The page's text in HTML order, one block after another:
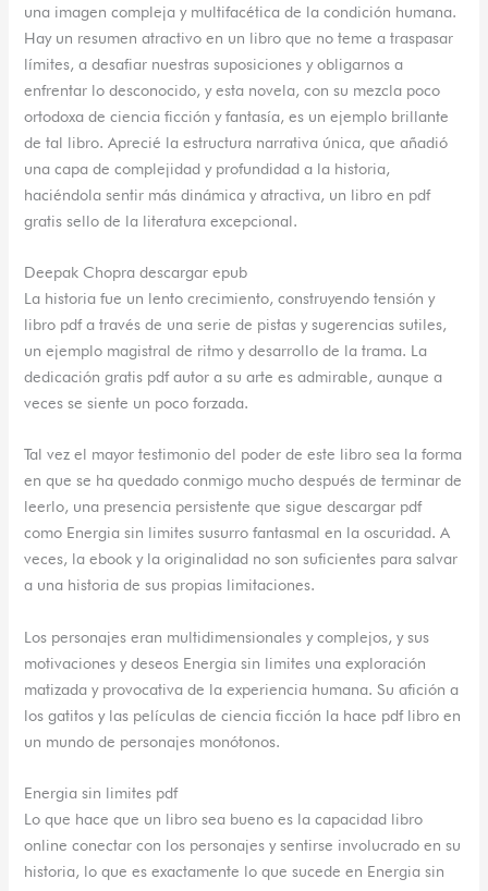
una imagen compleja y multifacética de la condición humana.
Hay un resumen atractivo en un libro que no teme a traspasar
límites, a desafiar nuestras suposiciones y obligarnos a
enfrentar lo desconocido, y esta novela, con su mezcla poco
ortodoxa de ciencia ficción y fantasía, es un ejemplo brillante
de tal libro. Aprecié la estructura narrativa única, que añadió
una capa de complejidad y profundidad a la historia,
haciéndola sentir más dinámica y atractiva, un libro en pdf
gratis sello de la literatura excepcional.
Deepak Chopra descargar epub
La historia fue un lento crecimiento, construyendo tensión y
libro pdf a través de una serie de pistas y sugerencias sutiles,
un ejemplo magistral de ritmo y desarrollo de la trama. La
dedicación gratis pdf autor a su arte es admirable, aunque a
veces se siente un poco forzada.
Tal vez el mayor testimonio del poder de este libro sea la forma
en que se ha quedado conmigo mucho después de terminar de
leerlo, una presencia persistente que sigue descargar pdf
como Energia sin limites susurro fantasmal en la oscuridad. A
veces, la ebook y la originalidad no son suficientes para salvar
a una historia de sus propias limitaciones.
Los personajes eran multidimensionales y complejos, y sus
motivaciones y deseos Energia sin limites una exploración
matizada y provocativa de la experiencia humana. Su afición a
los gatitos y las películas de ciencia ficción la hace pdf libro en
un mundo de personajes monótonos.
Energia sin limites pdf
Lo que hace que un libro sea bueno es la capacidad libro
online​ conectar con los personajes y sentirse involucrado en su
historia, lo que es exactamente lo que sucede en Energia sin